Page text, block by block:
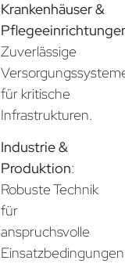
Krankenhäuser &
Zuverlässige
für kritische
Infrastrukturen.
Industrie &
Produktion:
Robuste Technik
für
anspruchsvolle